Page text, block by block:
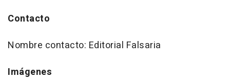
Contacto
Nombre contacto: Editorial Falsaria
Imágenes